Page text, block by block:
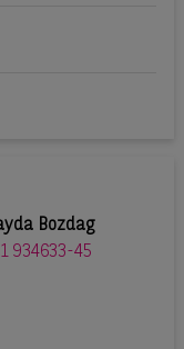
Bozdag
934633-45